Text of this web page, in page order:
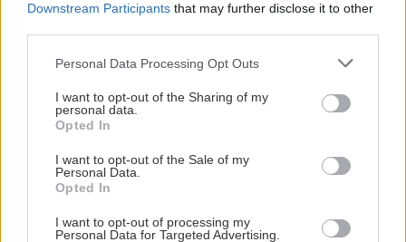
Downstream Participants that may further disclose it to other
Please note that this website/app uses one or more Google
not limited to your visit or usage behaviour. You may click to
grant or deny consent to Google and its third-party tags to
use your data for below specified purposes in below Google
consent section.
Personal Data Processing Opt Outs
I want to opt-out of the Sharing of my
personal data.
Opted In
I want to opt-out of the Sale of my
Personal Data.
Opted In
I want to opt-out of processing my
Personal Data for Targeted Advertising.
ochabnuté izbové
rastliny? Pravda vás
možno prekvapí
nakladačiek: Ako ich
podporiť k druhej vlne
CHALUPA